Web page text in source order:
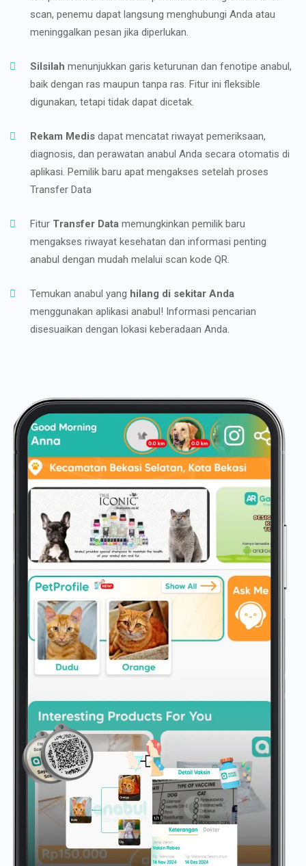
scan, penemu dapat langsung menghubungi Anda atau
meninggalkan pesan jika diperlukan.
Silsilah menunjukkan garis keturunan dan fenotipe anabul,
baik dengan ras maupun tanpa ras. Fitur ini fleksible
digunakan, tetapi tidak dapat dicetak.
Rekam Medis dapat mencatat riwayat pemeriksaan,
diagnosis, dan perawatan anabul Anda secara otomatis di
aplikasi. Pemilik baru apat mengakses setelah proses
Transfer Data
Fitur Transfer Data memungkinkan pemilik baru
mengakses riwayat kesehatan dan informasi penting
anabul dengan mudah melalui scan kode QR.
Temukan anabul yang hilang di sekitar Anda
menggunakan aplikasi anabul! Informasi pencarian
disesuaikan dengan lokasi keberadaan Anda.